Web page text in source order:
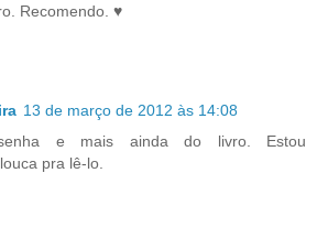
Recomendo. ♥
13 de março de 2012 às 14:08
e mais ainda do livro. Estou
pra lê-lo.